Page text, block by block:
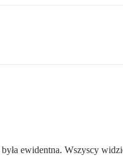
ewidentna. Wszyscy